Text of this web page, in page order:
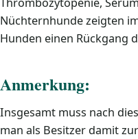
Nüchternhunde zeigten
Hunden einen Rückgang
Anmerkung:
Insgesamt muss nach
man als Besitzer damit